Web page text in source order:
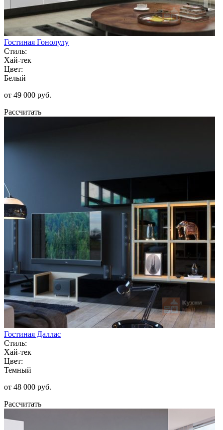
Гостиная Гонолулу
Стиль:
Хай-тек
Цвет:
Белый
от 49 000 руб.
Рассчитать
Гостиная Даллас
Стиль:
Хай-тек
Цвет:
Темный
от 48 000 руб.
Рассчитать